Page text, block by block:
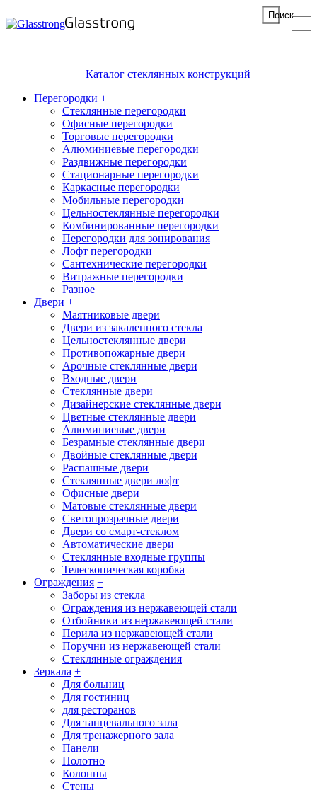
Поиск
Каталог стеклянных конструкций
Перегородки +
Стеклянные перегородки
Офисные перегородки
Торговые перегородки
Алюминиевые перегородки
Раздвижные перегородки
Стационарные перегородки
Каркасные перегородки
Мобильные перегородки
Цельностеклянные перегородки
Комбинированные перегородки
Перегородки для зонирования
Лофт перегородки
Сантехнические перегородки
Витражные перегородки
Разное
Двери +
Маятниковые двери
Двери из закаленного стекла
Цельностеклянные двери
Противопожарные двери
Арочные стеклянные двери
Входные двери
Стеклянные двери
Дизайнерские стеклянные двери
Цветные стеклянные двери
Алюминиевые двери
Безрамные стеклянные двери
Двойные стеклянные двери
Распашные двери
Стеклянные двери лофт
Офисные двери
Матовые стеклянные двери
Светопрозрачные двери
Двери со смарт-стеклом
Автоматические двери
Стеклянные входные группы
Телескопическая коробка
Ограждения +
Заборы из стекла
Ограждения из нержавеющей стали
Отбойники из нержавеющей стали
Перила из нержавеющей стали
Поручни из нержавеющей стали
Стеклянные ограждения
Зеркала +
Для больниц
Для гостиниц
для ресторанов
Для танцевального зала
Для тренажерного зала
Панели
Полотно
Колонны
Стены